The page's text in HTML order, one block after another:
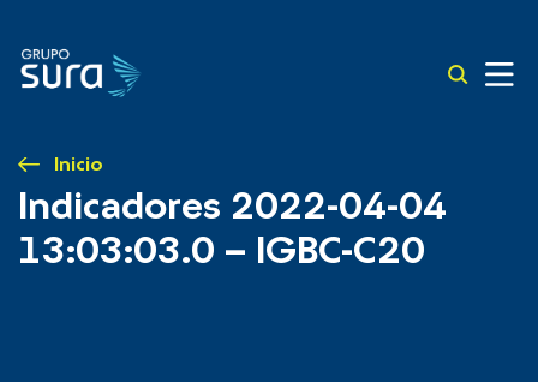
Inicio
Indicadores 2022-04-04
13:03:03.0 – IGBC-C20